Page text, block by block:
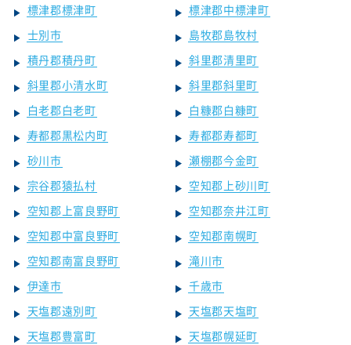
標津郡標津町
標津郡中標津町
士別市
島牧郡島牧村
積丹郡積丹町
斜里郡清里町
斜里郡小清水町
斜里郡斜里町
白老郡白老町
白糠郡白糠町
寿都郡黒松内町
寿都郡寿都町
砂川市
瀬棚郡今金町
宗谷郡猿払村
空知郡上砂川町
空知郡上富良野町
空知郡奈井江町
空知郡中富良野町
空知郡南幌町
空知郡南富良野町
滝川市
伊達市
千歳市
天塩郡遠別町
天塩郡天塩町
天塩郡豊富町
天塩郡幌延町